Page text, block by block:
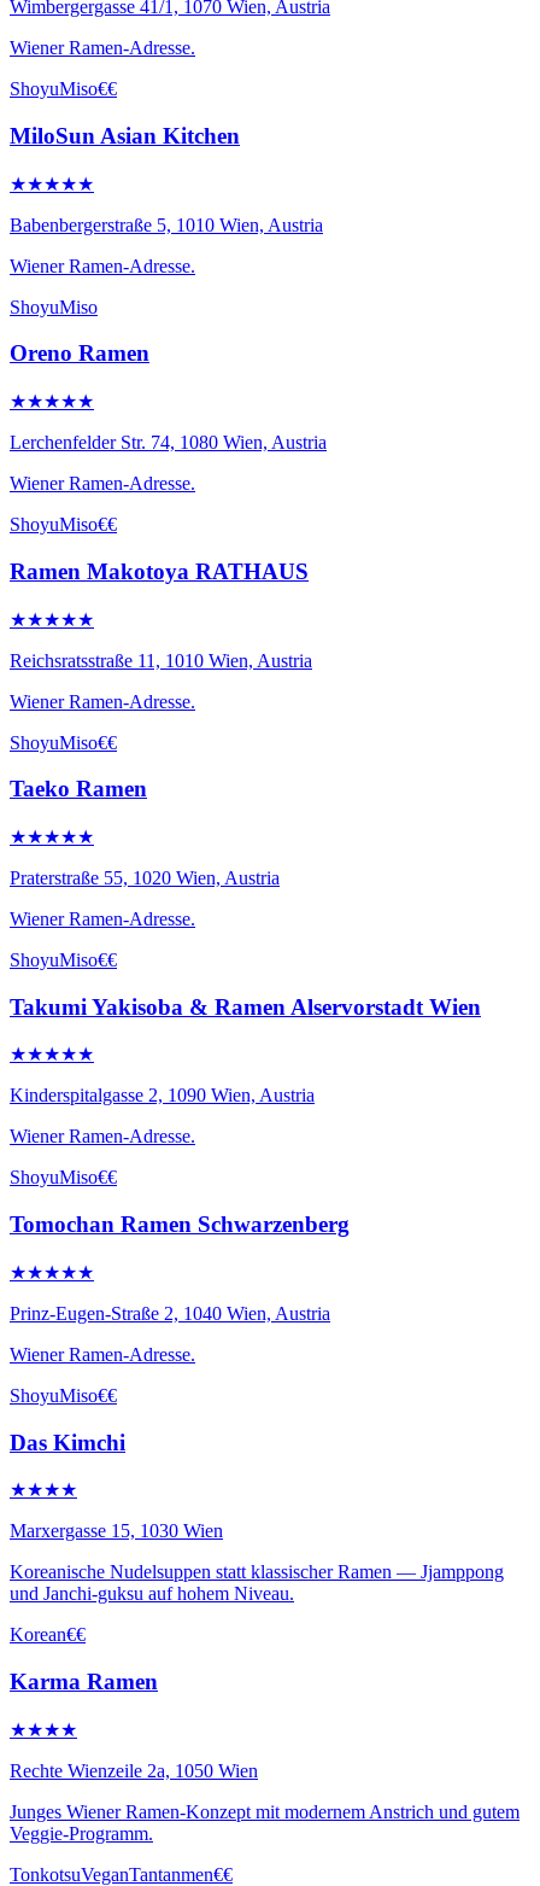
Wimbergergasse 41/1, 1070 Wien, Austria
Wiener Ramen-Adresse.
ShoyuMiso€€
MiloSun Asian Kitchen
★★★★★
Babenbergerstraße 5, 1010 Wien, Austria
Wiener Ramen-Adresse.
ShoyuMiso
Oreno Ramen
★★★★★
Lerchenfelder Str. 74, 1080 Wien, Austria
Wiener Ramen-Adresse.
ShoyuMiso€€
Ramen Makotoya RATHAUS
★★★★★
Reichsratsstraße 11, 1010 Wien, Austria
Wiener Ramen-Adresse.
ShoyuMiso€€
Taeko Ramen
★★★★★
Praterstraße 55, 1020 Wien, Austria
Wiener Ramen-Adresse.
ShoyuMiso€€
Takumi Yakisoba & Ramen Alservorstadt Wien
★★★★★
Kinderspitalgasse 2, 1090 Wien, Austria
Wiener Ramen-Adresse.
ShoyuMiso€€
Tomochan Ramen Schwarzenberg
★★★★★
Prinz-Eugen-Straße 2, 1040 Wien, Austria
Wiener Ramen-Adresse.
ShoyuMiso€€
Das Kimchi
★★★★
Marxergasse 15, 1030 Wien
Koreanische Nudelsuppen statt klassischer Ramen — Jjamppong
und Janchi-guksu auf hohem Niveau.
Korean€€
Karma Ramen
★★★★
Rechte Wienzeile 2a, 1050 Wien
Junges Wiener Ramen-Konzept mit modernem Anstrich und gutem
Veggie-Programm.
TonkotsuVeganTantanmen€€